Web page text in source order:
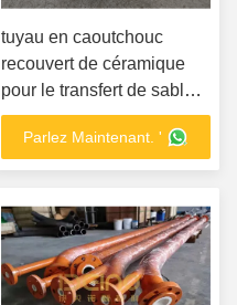
tuyau en caoutchouc
recouvert de céramique
pour le transfert de sable
abrasif dans les ports
Parlez Maintenant. '